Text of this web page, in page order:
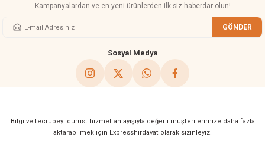
Kampanyalardan ve en yeni ürünlerden ilk siz haberdar olun!
GÖNDER
Sosyal Medya
Bilgi ve tecrübeyi dürüst hizmet anlayışıyla değerli müşterilerimize daha fazla
aktarabilmek için Expresshirdavat olarak sizinleyiz!